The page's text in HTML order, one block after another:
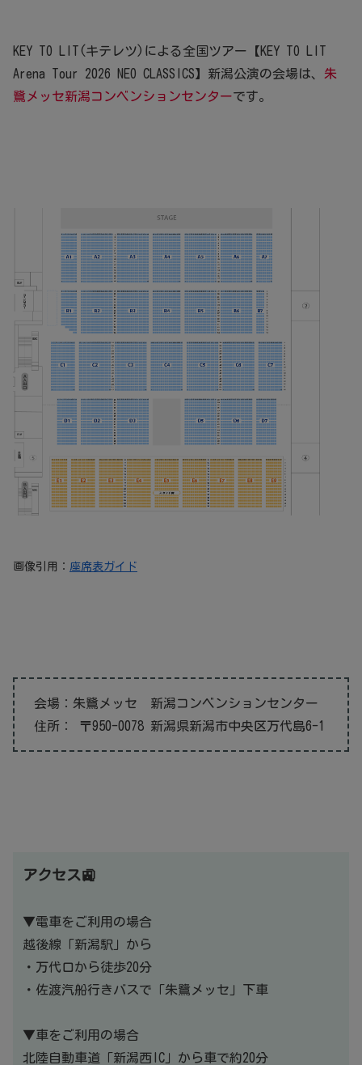
KEY TO LIT(キテレツ)による全国ツアー【KEY TO LIT
Arena Tour 2026 NEO CLASSICS】新潟公演の会場は、 朱
鷺メッセ新潟コンベンションセンターです。
画像引用： 座席表ガイド
会場：朱鷺メッセ 新潟コンベンションセンター
住所：
〒950-0078 新潟県新潟市中央区万代島6-1
アクセス🚉
▼電車をご利用の場合
越後線「新潟駅」から
・万代口から徒歩20分
・佐渡汽船行きバスで「朱鷺メッセ」下車
▼車をご利用の場合
北陸自動車道「新潟西IC」から車で約20分